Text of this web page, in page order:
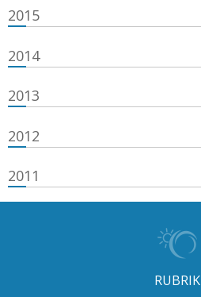
2015
2014
2013
2012
2011
RUBRIK